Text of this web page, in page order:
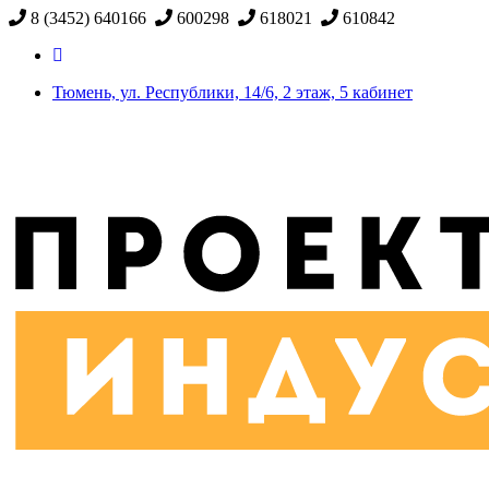
8 (3452) 640166 600298 618021 610842
Тюмень, ул. Республики, 14/6, 2 этаж, 5 кабинет